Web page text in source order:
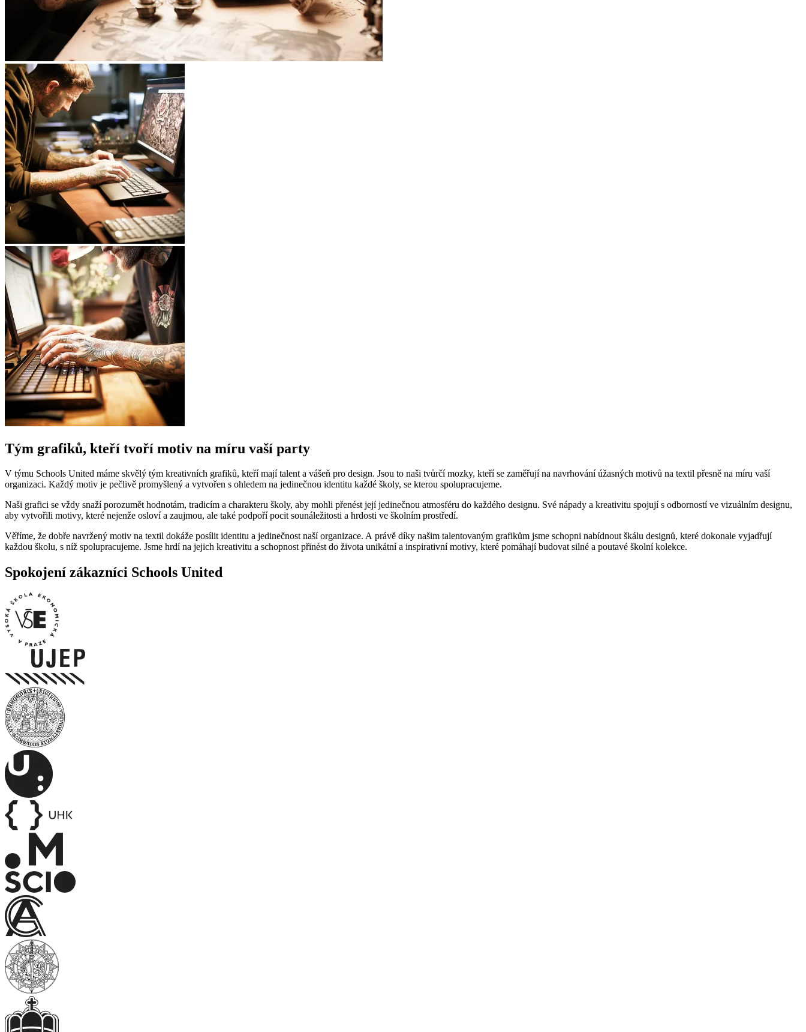
Tým grafiků, kteří tvoří motiv na míru vaší party
V týmu Schools United máme skvělý tým kreativních grafiků, kteří mají talent a vášeň pro design. Jsou to naši tvůrčí mozky, kteří se zaměřují na navrhování úžasných motivů na textil přesně na míru vaší
organizaci. Každý motiv je pečlivě promyšlený a vytvořen s ohledem na jedinečnou identitu každé školy, se kterou spolupracujeme.
Naši grafici se vždy snaží porozumět hodnotám, tradicím a charakteru školy, aby mohli přenést její jedinečnou atmosféru do každého designu. Své nápady a kreativitu spojují s odborností ve vizuálním designu,
aby vytvořili motivy, které nejenže osloví a zaujmou, ale také podpoří pocit sounáležitosti a hrdosti ve školním prostředí.
Věříme, že dobře navržený motiv na textil dokáže posílit identitu a jedinečnost naší organizace. A právě díky našim talentovaným grafikům jsme schopni nabídnout škálu designů, které dokonale vyjadřují
každou školu, s níž spolupracujeme. Jsme hrdí na jejich kreativitu a schopnost přinést do života unikátní a inspirativní motivy, které pomáhají budovat silné a poutavé školní kolekce.
Spokojení zákazníci Schools United